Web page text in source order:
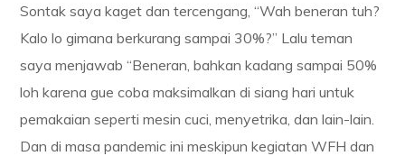
Sontak saya kaget dan tercengang, “Wah beneran tuh?
Kalo lo gimana berkurang sampai 30%?” Lalu teman
saya menjawab “Beneran, bahkan kadang sampai 50%
loh karena gue coba maksimalkan di siang hari untuk
pemakaian seperti mesin cuci, menyetrika, dan lain-lain.
Dan di masa pandemic ini meskipun kegiatan WFH dan